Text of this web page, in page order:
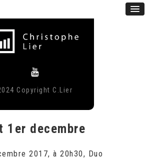
Copyright C.Lier
1er decembre
2017, à 20h30, Duo